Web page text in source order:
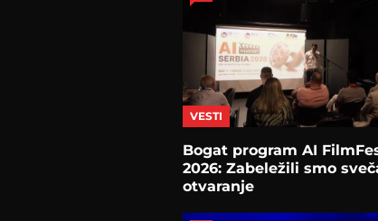
VESTI
Bogat program AI
2026: Zabeležili smo
otvaranje